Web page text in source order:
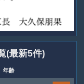
(最新5件)
年齢